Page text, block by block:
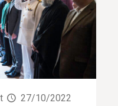
27/10/2022